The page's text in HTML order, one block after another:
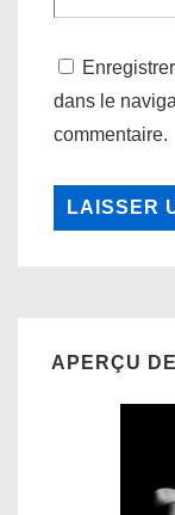
dans le
commentaire.
APERÇU